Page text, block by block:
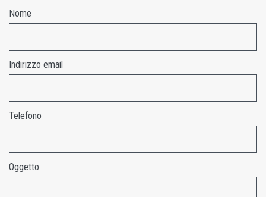
Nome
Indirizzo email
Telefono
Oggetto